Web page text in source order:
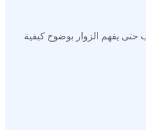
يفهم الزوار بوضوح كيفية